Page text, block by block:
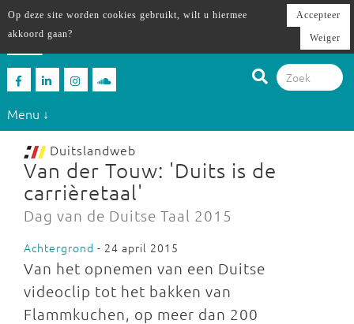
Menu ↓
Duitslandweb
Van der Touw: 'Duits is de
carrièretaal'
Dag van de Duitse Taal 2015
Achtergrond - 24 april 2015
Van het opnemen van een Duitse
videoclip tot het bakken van
Flammkuchen, op meer dan 200
Op deze site worden cookies gebruikt, wilt u hiermee
akkoord gaan?
Accepteer
Weiger